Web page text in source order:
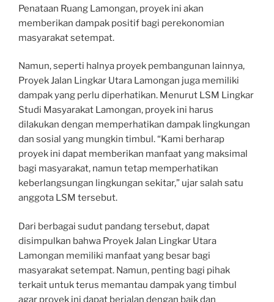
Penataan Ruang Lamongan, proyek ini akan
memberikan dampak positif bagi perekonomian
masyarakat setempat.
Namun, seperti halnya proyek pembangunan lainnya,
Proyek Jalan Lingkar Utara Lamongan juga memiliki
dampak yang perlu diperhatikan. Menurut LSM Lingkar
Studi Masyarakat Lamongan, proyek ini harus
dilakukan dengan memperhatikan dampak lingkungan
dan sosial yang mungkin timbul. “Kami berharap
proyek ini dapat memberikan manfaat yang maksimal
bagi masyarakat, namun tetap memperhatikan
keberlangsungan lingkungan sekitar,” ujar salah satu
anggota LSM tersebut.
Dari berbagai sudut pandang tersebut, dapat
disimpulkan bahwa Proyek Jalan Lingkar Utara
Lamongan memiliki manfaat yang besar bagi
masyarakat setempat. Namun, penting bagi pihak
terkait untuk terus memantau dampak yang timbul
agar proyek ini dapat berjalan dengan baik dan